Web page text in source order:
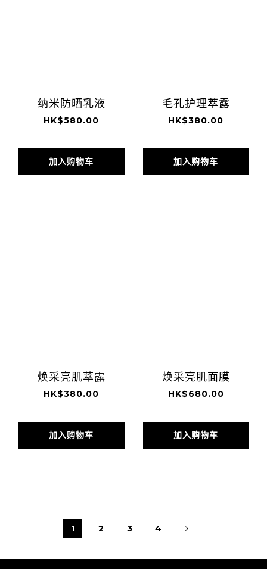
纳米防晒乳液
HK$580.00
加入购物车
毛孔护理萃露
HK$380.00
加入购物车
焕采亮肌萃露
HK$380.00
加入购物车
焕采亮肌面膜
HK$680.00
加入购物车
1 2 3 4